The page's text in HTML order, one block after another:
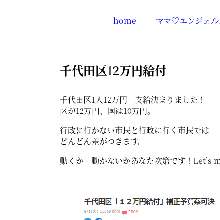
home ママ♡エンジェ
千代田区12万円給付
千代田区1人12万円 支給決まりました！
区が12万円、国は10万円。
行政に行かない市民と行政に行く市民では
どんどん差がつきます。
動くか 動かないかあなた次第です！Let’s